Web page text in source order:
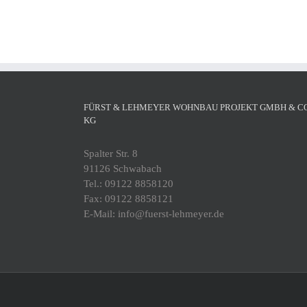
FÜRST & LEHMEYER WOHNBAU PROJEKT GMBH &
KG
Spalter Str. 8
91126 Schwabach
Tel.: 09122 8858120
Fax: 09122 8858121
E-Mail: info@fuerst-lehmeyer.de